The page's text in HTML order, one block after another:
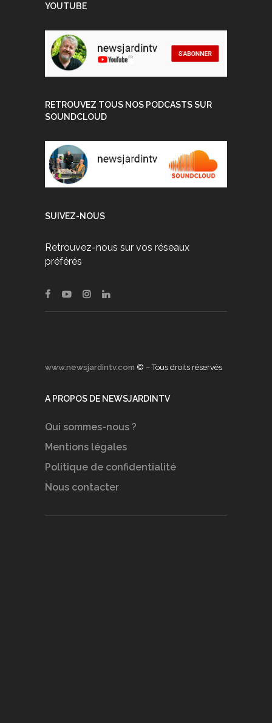
YOUTUBE
RETROUVEZ TOUS NOS PODCASTS SUR
SOUNDCLOUD
SUIVEZ-NOUS
Retrouvez-nous sur vos réseaux
préférés
www.newsjardintv.com © – Tous droits réservés
A PROPOS DE NEWSJARDINTV
Qui sommes-nous ?
Mentions légales
Politique de confidentialité
Nous contacter